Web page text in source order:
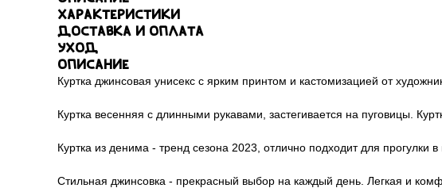
Характеристики
Доставка и оплата
Уход
Описание
Куртка джинсовая унисекс с ярким принтом и кастомизацией от
Куртка весенняя с длинными рукавами, застегивается на пуговицы.
Куртка из денима - тренд сезона 2023, отлично подходит для прогулки
Стильная джинсовка - прекрасный выбор на каждый день. Легкая и